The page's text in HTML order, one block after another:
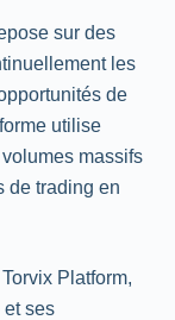
sur des
les
de
utilise
massifs
de trading en
Platform,
et ses